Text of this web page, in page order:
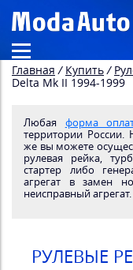
Главная / Купить /
Delta Mk II 1994-1999
Любая форма
территории России.
же вы можете
рулевая рейка,
стартер либо
агрегат в замен
неисправный агрегат.
РУЛЕВЫЕ